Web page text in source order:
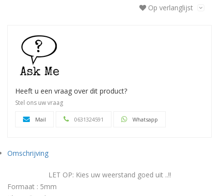
Op verlanglijst
Heeft u een vraag over dit product?
Stel ons uw vraag
Mail 0631324591 Whatsapp
Omschrijving
LET OP: Kies uw weerstand goed uit ..!!
Formaat : 5mm